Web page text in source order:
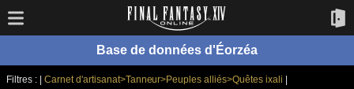
Base de données d'Éorzéa
Filtres : | Carnet d'artisanat>Tanneur>Peuples alliés>Quêtes ixali